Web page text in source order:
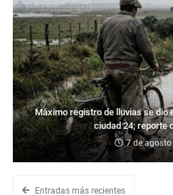
Máximo registro de lluvias se dio
ciudad 24; reporte
7 de
Entradas más recientes